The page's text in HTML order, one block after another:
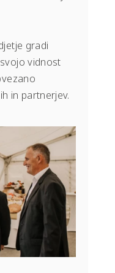
gradi
vidnost
in partnerjev.